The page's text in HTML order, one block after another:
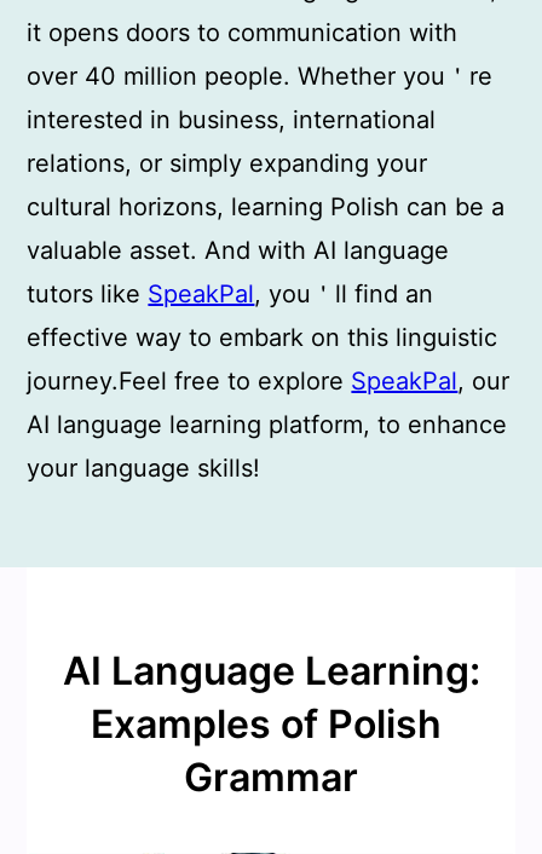
it opens doors to communication with
over 40 million people. Whether you＇re
interested in business, international
relations, or simply expanding your
cultural horizons, learning Polish can be a
valuable asset. And with AI language
tutors like SpeakPal, you＇ll find an
effective way to embark on this linguistic
journey.Feel free to explore SpeakPal, our
AI language learning platform, to enhance
your language skills!
AI Language Learning:
Examples of Polish
Grammar